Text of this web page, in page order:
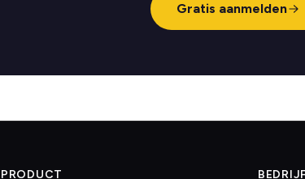
Gratis aanmelden
PRODUCT BEDRIJF